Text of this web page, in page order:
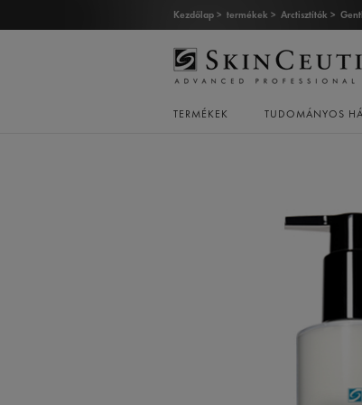
Kezdőlap > termékek > Arctisztítók >
TERMÉKEK TUDOMÁNYOS